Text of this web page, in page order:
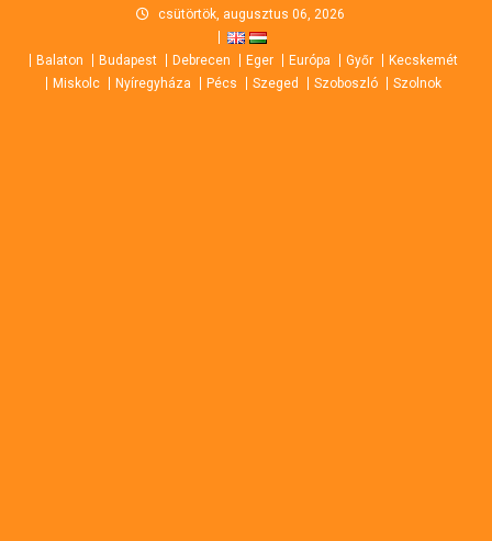
content
csütörtök, augusztus 06, 2026
Balaton Budapest Debrecen Eger Európa Győr
Kecskemét
Miskolc
Nyíregyháza Pécs Szeged Szoboszló Szolnok